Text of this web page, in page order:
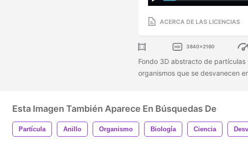
ACERCA DE LAS LICENCIAS
3840x2160
Fondo 3D abstracto de partículas
organismos que se desvanecen
Esta Imagen También Aparece En Búsquedas De
Partícula Anillo Organismo Biología Ciencia